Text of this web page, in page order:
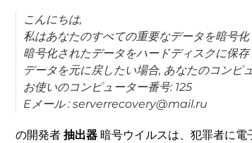
こんにちは,
私はあなたのすべての重要なデータを暗号
暗号化されたデータをハードディスクに保存
データを元に戻したい場合, あなたのコンピ
お使いのコンピューター番号: 125
Eメール : serverrecovery@mail.ru
の開発者 抽出器 暗号ウイルスは、犯罪者に